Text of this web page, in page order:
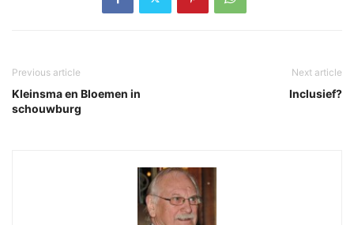
Previous article
Kleinsma en Bloemen in
schouwburg
Next article
Inclusief?